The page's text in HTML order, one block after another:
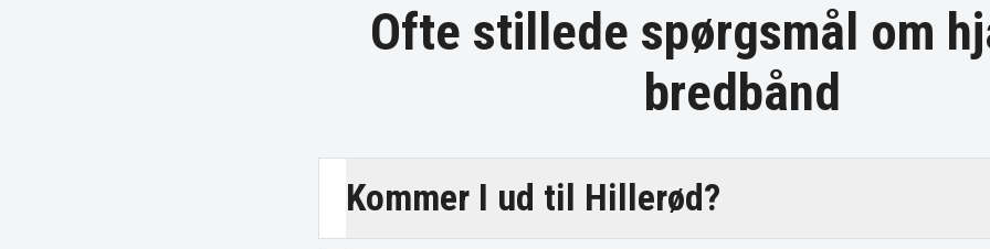
Ofte stillede spørgsmål om
bredbånd
Kommer I ud til Hillerød?